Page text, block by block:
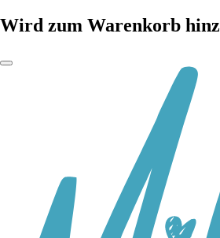
Wird zum Warenkorb